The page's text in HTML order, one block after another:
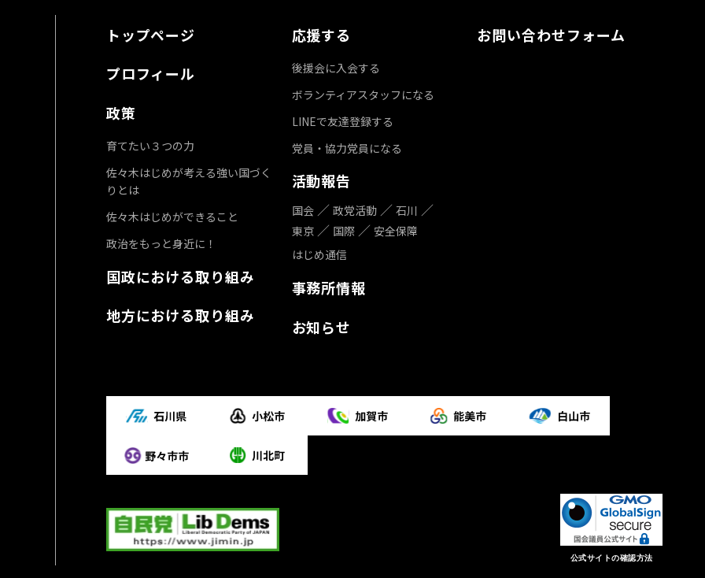
トップページ
プロフィール
政策
育てたい３つの力
佐々木はじめが考える強い国づく
りとは
佐々木はじめができること
政治をもっと身近に！
国政における取り組み
地方における取り組み
応援する
後援会に入会する
ボランティアスタッフになる
LINEで友達登録する
党員・協力党員になる
活動報告
国会 政党活動
石川
東京
国際
安全保障
はじめ通信
事務所情報
お知らせ
お問い合わせフォーム
公式サイトの確認方法